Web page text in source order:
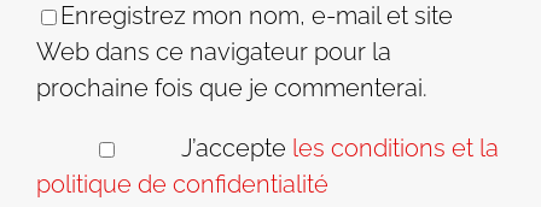
Enregistrez mon nom, e-mail et site
Web dans ce navigateur pour la
prochaine fois que je commenterai.
J’accepte les conditions et la
politique de confidentialité